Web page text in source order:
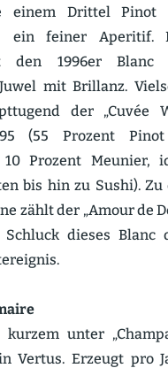
einem Drittel Pinot
ein feiner Aperitif.
den 1996er
mit Brillanz.
der „Cuvée
(55 Prozent
10 Prozent Meunier,
bis hin zu Sushi). Zu
zählt der „Amour de
dieses Blanc
unter
Vertus. Erzeugt pro